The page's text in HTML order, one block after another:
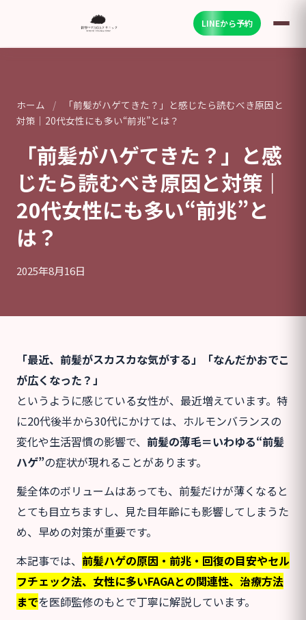
LINEから予約
ホーム /
「前髪がハゲてきた？」と感じたら読むべき原因と
対策｜20代女性にも多い“前兆”とは？
「前髪がハゲてきた？」と感
じたら読むべき原因と対策｜
20代女性にも多い“前兆”と
は？
2025年8月16日
「最近、前髪がスカスカな気がする」「なんだかおでこ
が広くなった？」
というように感じている女性が、最近増えています。特
に20代後半から30代にかけては、ホルモンバランスの
変化や生活習慣の影響で、 前髪の薄毛＝いわゆる“前髪
ハゲ”の症状が現れることがあります。
髪全体のボリュームはあっても、前髪だけが薄くなると
とても目立ちますし、見た目年齢にも影響してしまうた
め、早めの対策が重要です。
本記事では、 前髪ハゲの原因・前兆・回復の目安やセル
フチェック法、女性に多いFAGAとの関連性、治療方法
までを医師監修のもとで丁寧に解説しています。